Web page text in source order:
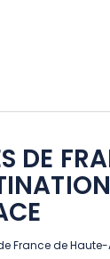
DE
France de